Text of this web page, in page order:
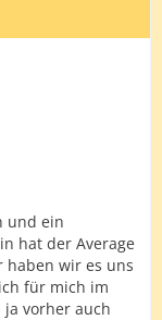
und ein
hat der Average
haben wir es uns
für mich im
ja vorher auch